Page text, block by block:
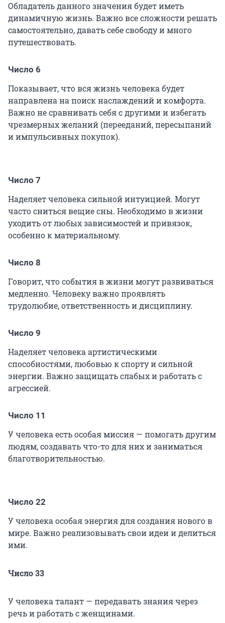
Обладатель данного значения будет иметь
динамичную жизнь. Важно все сложности решать
самостоятельно, давать себе свободу и много
путешествовать.
Число 6
Показывает, что вся жизнь человека будет
направлена на поиск наслаждений и комфорта.
Важно не сравнивать себя с другими и избегать
чрезмерных желаний (перееданий, пересыпаний
и импульсивных покупок).
Число 7
Наделяет человека сильной интуицией. Могут
часто сниться вещие сны. Необходимо в жизни
уходить от любых зависимостей и привязок,
особенно к материальному.
Число 8
Говорит, что события в жизни могут развиваться
медленно. Человеку важно проявлять
трудолюбие, ответственность и дисциплину.
Число 9
Наделяет человека артистическими
способностями, любовью к спорту и сильной
энергии. Важно защищать слабых и работать с
агрессией.
Число 11
У человека есть особая миссия — помогать другим
людям, создавать что-то для них и заниматься
благотворительностью.
Число 22
У человека особая энергия для создания нового в
мире. Важно реализовывать свои идеи и делиться
ими.
Число 33
У человека талант — передавать знания через
речь и работать с женщинами.